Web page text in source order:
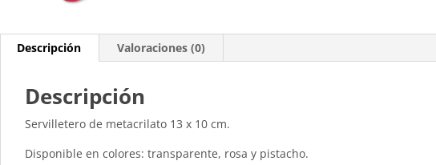
Descripción Valoraciones (0)
Descripción
Servilletero de metacrilato 13 x 10 cm.
Disponible en colores: transparente, rosa y pistacho.